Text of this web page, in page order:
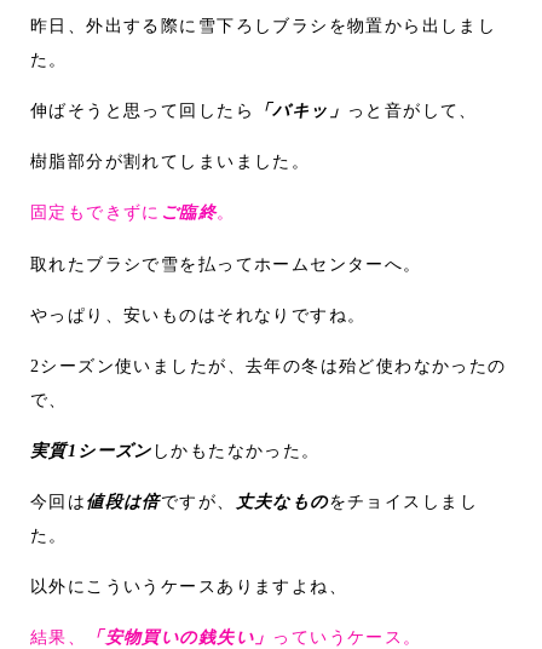
昨日、外出する際に雪下ろしブラシを物置から出しまし
た。
伸ばそうと思って回したら 「バキッ」 っと音がして、
樹脂部分が割れてしまいました。
固定もできずに ご臨終。
取れたブラシで雪を払ってホームセンターへ。
やっぱり、安いものはそれなりですね。
2シーズン使いましたが、去年の冬は殆ど使わなかったの
で、
実質1シーズン しかもたなかった。
今回は値段は倍ですが、 丈夫なものをチョイスしまし
た。
以外にこういうケースありますよね、
結果、 「安物買いの銭失い」 っていうケース。